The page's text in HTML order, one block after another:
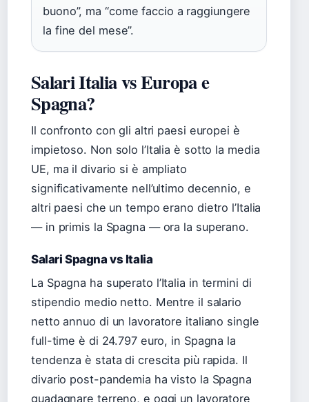
buono”, ma “come faccio a raggiungere
la fine del mese”.
Salari Italia vs Europa e
Spagna?
Il confronto con gli altri paesi europei è
impietoso. Non solo l’Italia è sotto la media
UE, ma il divario si è ampliato
significativamente nell’ultimo decennio, e
altri paesi che un tempo erano dietro l’Italia
— in primis la Spagna — ora la superano.
Salari Spagna vs Italia
La Spagna ha superato l’Italia in termini di
stipendio medio netto. Mentre il salario
netto annuo di un lavoratore italiano single
full-time è di 24.797 euro, in Spagna la
tendenza è stata di crescita più rapida. Il
divario post-pandemia ha visto la Spagna
guadagnare terreno, e oggi un lavoratore